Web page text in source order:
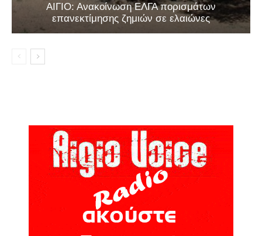
ΑΙΓΙΟ: Ανακοίνωση ΕΛΓΑ πορισμάτων
επανεκτίμησης ζημιών σε ελαιώνες